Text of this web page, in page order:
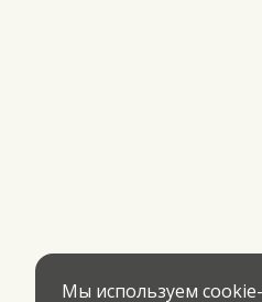
Мы используем